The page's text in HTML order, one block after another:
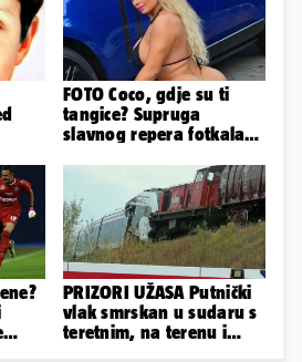
FOTO Coco, gdje su ti
tangice? Supruga
slavnog repera fotkala
PRIZORI UŽASA Putnički
vlak smrskan u sudaru s
teretnim, na terenu i